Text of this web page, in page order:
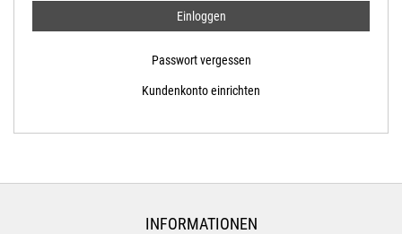
Passwort vergessen
Kundenkonto einrichten
INFORMATIONEN